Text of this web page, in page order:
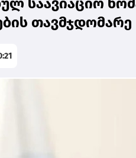
საავიაციო
თავმჯდომარე